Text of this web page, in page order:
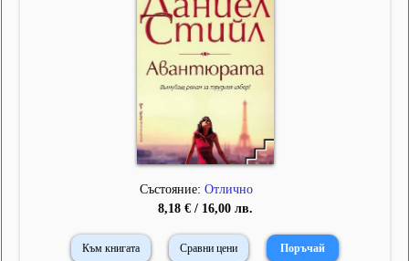
Състояние: Отлично
8,18 € / 16,00 лв.
Към книгата Сравни цени